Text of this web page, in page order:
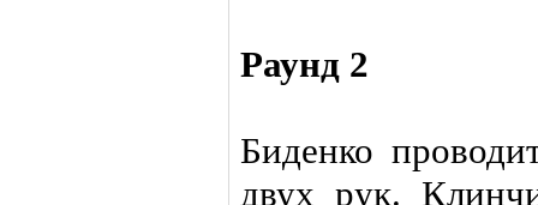
Раунд 2
Биденко
двух рук.